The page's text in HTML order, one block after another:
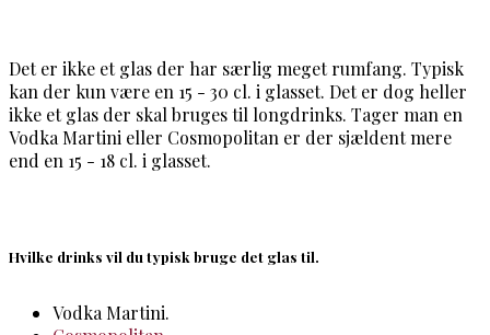
Det er ikke et glas der har særlig meget rumfang. Typisk
kan der kun være en 15 - 30 cl. i glasset. Det er dog heller
ikke et glas der skal bruges til longdrinks. Tager man en
Vodka Martini eller Cosmopolitan er der sjældent mere
end en 15 - 18 cl. i glasset.
Hvilke drinks vil du typisk bruge det glas til.
Vodka Martini.